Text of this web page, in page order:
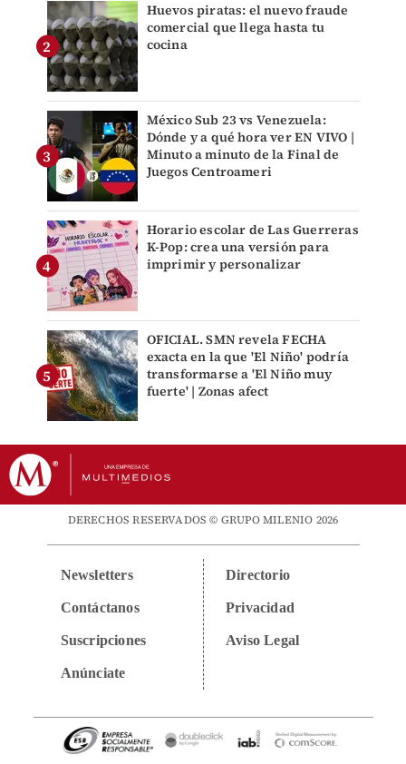
Huevos piratas: el nuevo fraude
comercial que llega hasta tu
cocina
México Sub 23 vs Venezuela:
Dónde y a qué hora ver EN VIVO |
Minuto a minuto de la Final de
Juegos Centroameri
Horario escolar de Las Guerreras
K-Pop: crea una versión para
imprimir y personalizar
OFICIAL. SMN revela FECHA
exacta en la que 'El Niño' podría
transformarse a 'El Niño muy
fuerte' | Zonas afect
DERECHOS RESERVADOS © GRUPO MILENIO 2026
Newsletters
Contáctanos
Suscripciones
Anúnciate
Directorio
Privacidad
Aviso Legal